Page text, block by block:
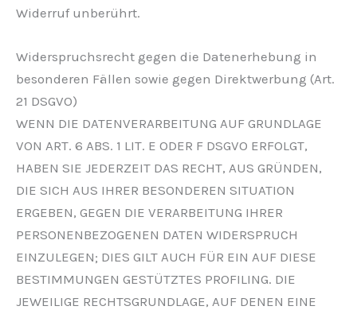
Widerruf unberührt.
Widerspruchsrecht gegen die Datenerhebung in
besonderen Fällen sowie gegen Direktwerbung (Art.
21 DSGVO)
WENN DIE DATENVERARBEITUNG AUF GRUNDLAGE
VON ART. 6 ABS. 1 LIT. E ODER F DSGVO ERFOLGT,
HABEN SIE JEDERZEIT DAS RECHT, AUS GRÜNDEN,
DIE SICH AUS IHRER BESONDEREN SITUATION
ERGEBEN, GEGEN DIE VERARBEITUNG IHRER
PERSONENBEZOGENEN DATEN WIDERSPRUCH
EINZULEGEN; DIES GILT AUCH FÜR EIN AUF DIESE
BESTIMMUNGEN GESTÜTZTES PROFILING. DIE
JEWEILIGE RECHTSGRUNDLAGE, AUF DENEN EINE